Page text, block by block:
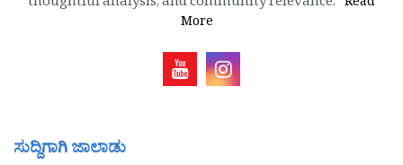
More
ಸುದ್ದಿಗಾಗಿ ಜಾಲಾಡು